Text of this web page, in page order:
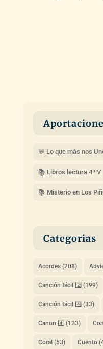
💬 Lo que más nos
📚 Libros lectura 4º V
📚 Misterio en Los
Categorias
Acordes(208)
Canción fácil 2️⃣ (199)
Canción fácil 4️⃣ (33)
Canon 4️⃣ (123)
Coral (53) Cuento